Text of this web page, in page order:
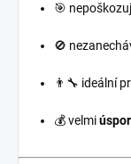
🎯
🚫
👨‍🔧 ideální
💰 velmi